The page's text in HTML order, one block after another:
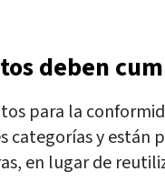
deben
para la
categorías y están
en lugar de